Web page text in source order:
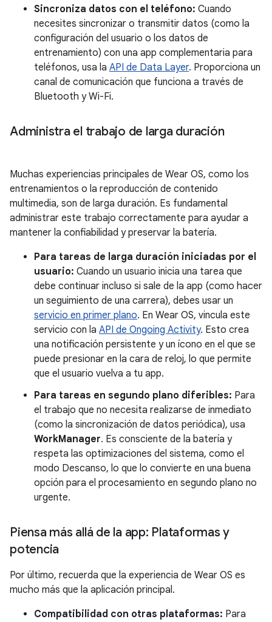
Sincroniza datos con el teléfono: Cuando
necesites sincronizar o transmitir datos (como la
configuración del usuario o los datos de
entrenamiento) con una app complementaria para
teléfonos, usa la API de Data Layer. Proporciona un
canal de comunicación que funciona a través de
Bluetooth y Wi-Fi.
Administra el trabajo de larga duración
Muchas experiencias principales de Wear OS, como los
entrenamientos o la reproducción de contenido
multimedia, son de larga duración. Es fundamental
administrar este trabajo correctamente para ayudar a
mantener la confiabilidad y preservar la batería.
Para tareas de larga duración iniciadas por el
usuario: Cuando un usuario inicia una tarea que
debe continuar incluso si sale de la app (como hacer
un seguimiento de una carrera), debes usar un
servicio en primer plano. En Wear OS, vincula este
servicio con la API de Ongoing Activity. Esto crea
una notificación persistente y un ícono en el que se
puede presionar en la cara de reloj, lo que permite
que el usuario vuelva a tu app.
Para tareas en segundo plano diferibles: Para
el trabajo que no necesita realizarse de inmediato
(como la sincronización de datos periódica), usa
WorkManager. Es consciente de la batería y
respeta las optimizaciones del sistema, como el
modo Descanso, lo que lo convierte en una buena
opción para el procesamiento en segundo plano no
urgente.
Piensa más allá de la app: Plataformas y
potencia
Por último, recuerda que la experiencia de Wear OS es
mucho más que la aplicación principal.
Compatibilidad con otras plataformas: Para